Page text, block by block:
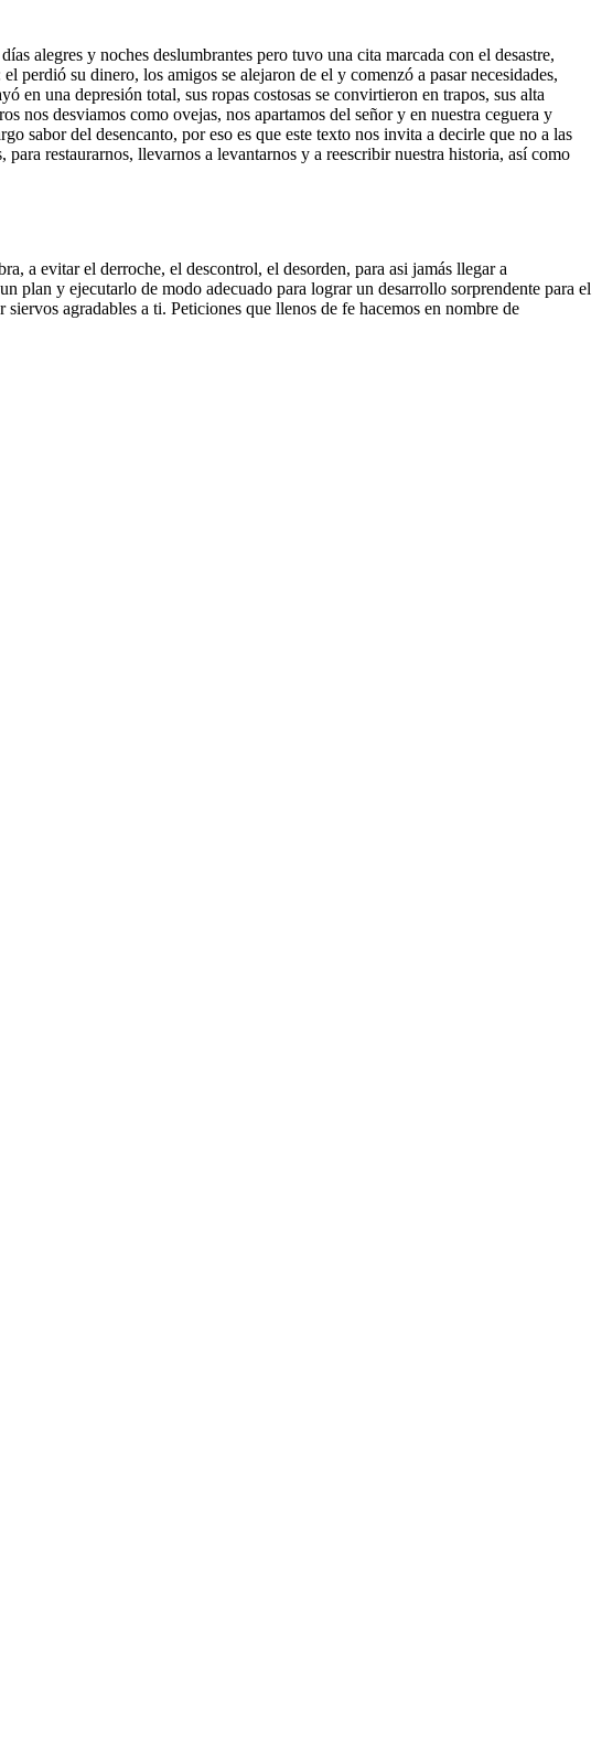
alegres y noches deslumbrantes pero tuvo una cita marcada con el desastre,
perdió su dinero, los amigos se alejaron de el y comenzó a pasar necesidades,
en una depresión total, sus ropas costosas se convirtieron en trapos, sus alta
nos desviamos como ovejas, nos apartamos del señor y en nuestra ceguera y
sabor del desencanto, por eso es que este texto nos invita a decirle que no a las
restaurarnos, llevarnos a levantarnos y a reescribir nuestra historia, así como
a evitar el derroche, el descontrol, el desorden, para asi jamás llegar a
plan y ejecutarlo de modo adecuado para lograr un desarrollo sorprendente para el
agradables a ti. Peticiones que llenos de fe hacemos en nombre de